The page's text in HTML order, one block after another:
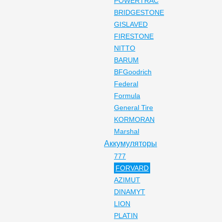
BRIDGESTONE
GISLAVED
FIRESTONE
NITTO
BARUM
BFGoodrich
Federal
Formula
General Tire
KORMORAN
Marshal
Аккумуляторы
777
FORVARD
AZIMUT
DINAMYT
LION
PLATIN